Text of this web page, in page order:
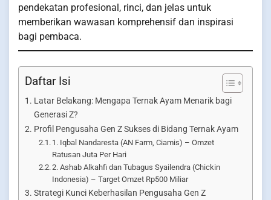
pendekatan profesional, rinci, dan jelas untuk
memberikan wawasan komprehensif dan inspirasi
bagi pembaca.
Daftar Isi
Latar Belakang: Mengapa Ternak Ayam Menarik bagi
Generasi Z?
Profil Pengusaha Gen Z Sukses di Bidang Ternak Ayam
1. Iqbal Nandaresta (AN Farm, Ciamis) – Omzet
Ratusan Juta Per Hari
2. Ashab Alkahfi dan Tubagus Syailendra (Chickin
Indonesia) – Target Omzet Rp500 Miliar
Strategi Kunci Keberhasilan Pengusaha Gen Z